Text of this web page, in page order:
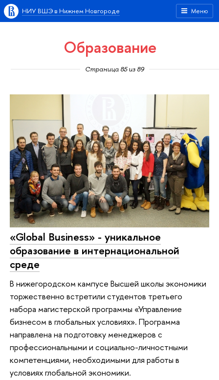
Меню
НИУ ВШЭ в Нижнем Новгороде
Образование
Страница 85 из 89
«Global Business» - уникальное
образование в интернациональной
среде
В нижегородском кампусе Высшей школы экономики
торжественно встретили студентов третьего
набора магистерской программы «Управление
бизнесом в глобальных условиях». Программа
направлена на подготовку менеджеров с
профессиональными и социально-личностными
компетенциями, необходимыми для работы в
условиях глобальной экономики.